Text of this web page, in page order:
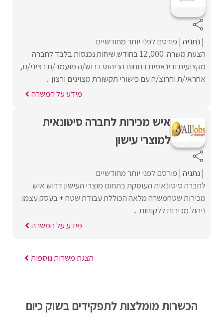
נתניה פורסם לפני יותר מחודשיים
הצעת משרה: 12,000 בחודש.שיחות נכנסות בלבד.לחברה
מקצועית ודינאמית בתחום הריהוט דרוש/ה מועמד/ת רציני/ת,
אחראי/ת וחרוצ/ה עם כישורי תקשורת מצוינים ורצון ...
מידע על המשרה
איש מכירות לחברה סיטונאית
למוצרי עישון
נתניה פורסם לפני יותר מחודשיים
לחברה סיטונאית העוסקת בתחום מוצרי העישון דרוש איש
מכירות שטחמשרה מלאה הכוללת עבודת שטח + בעסק עצמו.
ניהול מכירות ללקוחות ...
מידע על המשרה
הצגת משרות נוספות
הכשרות מומלצות לתפקידים בשוק כיום